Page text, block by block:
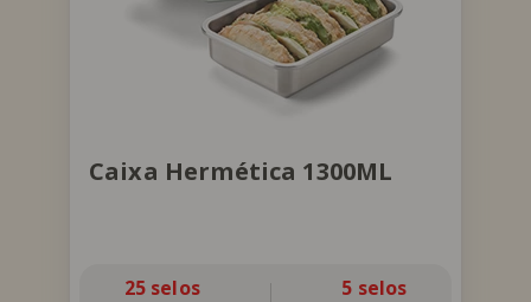
Caixa Hermética 1300ML
25 selos
5 selos
Caixa com vedante de silicone e
separador de plástico. Apta para
micro-ondas e máquina de lavar, sem